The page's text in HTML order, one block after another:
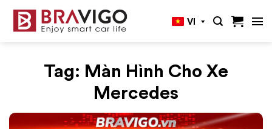
VI
Tag: Màn Hình Cho Xe
Mercedes